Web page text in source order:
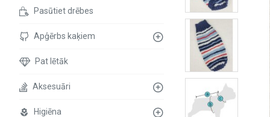
Pasūtiet drēbes
Apģērbs kaķiem
Pat lētāk
Aksesuāri
Higiēna